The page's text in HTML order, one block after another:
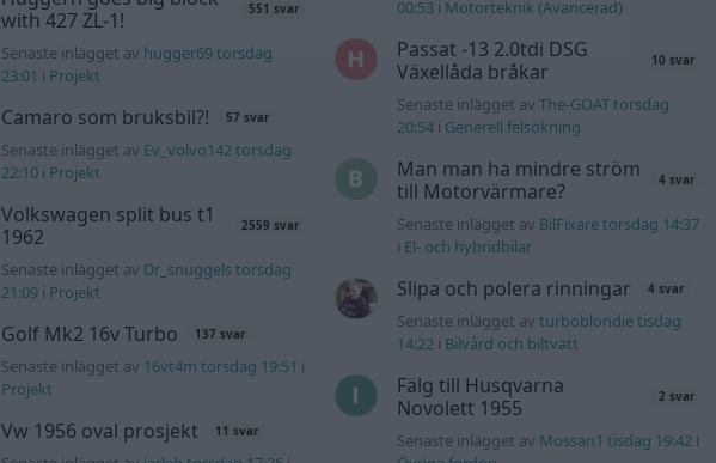
with 427 ZL-1!
551 svar
Senaste inlägget av hugger69 torsdag
23:01 i Projekt
Camaro som bruksbil?! 57 svar
Senaste inlägget av Ev_volvo142 torsdag
22:10i Projekt
Volkswagen split bus t1
1962
2559 svar
Senaste inlägget av Dr_snuggels torsdag
21:09i Projekt
Golf Mk2 16v Turbo 137 svar
Senaste inlägget av 16vt4m torsdag 19:51 i
Projekt
Vw 1956 oval prosjekt 11 svar
00:53i Motorteknik (Avancerad)
Passat -13 2.0tdi DSG
Växellåda bråkar
10 svar
Senaste inlägget av The-GOAT torsdag
20:54i Generell felsökning
Man man ha mindre ström
till Motorvärmare?
4 svar
Senaste inlägget av BilFixare torsdag 14:37
i El- och hybridbilar
Slipa och polera rinningar 4 svar
Senaste inlägget av turboblondie tisdag
14:22i Bilvård och biltvätt
Fälg till Husqvarna
Novolett 1955
2 svar
Senaste inlägget av Mossan1 tisdag 19:42i